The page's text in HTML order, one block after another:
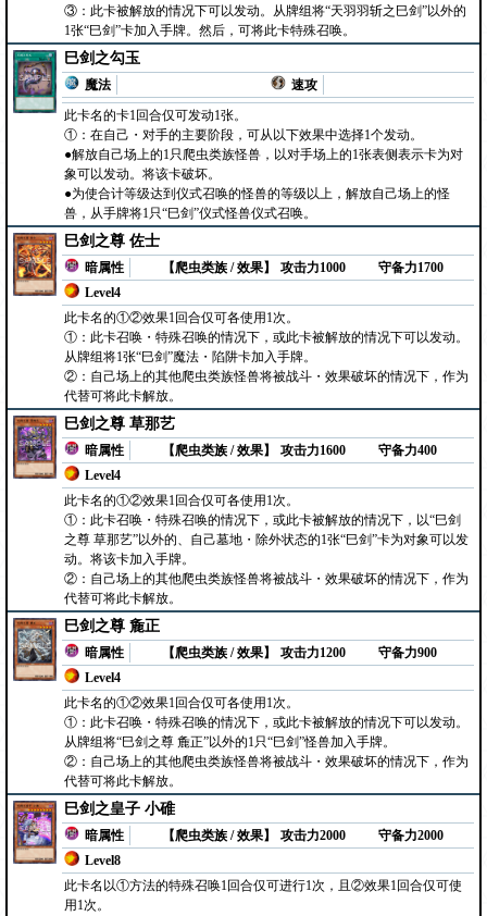
③：此卡被解放的情况下可以发动。从牌组将“天羽羽斩之巳剑”以外的
1张“巳剑”卡加入手牌。然后，可将此卡特殊召唤。
巳剑之勾玉
魔法
速攻
此卡名的卡1回合仅可发动1张。
①：在自己・对手的主要阶段，可从以下效果中选择1个发动。
●解放自己场上的1只爬虫类族怪兽，以对手场上的1张表侧表示卡为对
象可以发动。将该卡破坏。
●为使合计等级达到仪式召唤的怪兽的等级以上，解放自己场上的怪
兽，从手牌将1只“巳剑”仪式怪兽仪式召唤。
巳剑之尊 佐士
暗属性
【爬虫类族 / 效果】
Level4
攻击力1000 守备力1700
此卡名的①②效果1回合仅可各使用1次。
①：此卡召唤・特殊召唤的情况下，或此卡被解放的情况下可以发动。
从牌组将1张“巳剑”魔法・陷阱卡加入手牌。
②：自己场上的其他爬虫类族怪兽将被战斗・效果破坏的情况下，作为
代替可将此卡解放。
巳剑之尊 草那艺
暗属性
【爬虫类族 / 效果】
Level4
攻击力1600 守备力400
此卡名的①②效果1回合仅可各使用1次。
①：此卡召唤・特殊召唤的情况下，或此卡被解放的情况下，以“巳剑
之尊 草那艺”以外的、自己墓地・除外状态的1张“巳剑”卡为对象可以发
动。将该卡加入手牌。
②：自己场上的其他爬虫类族怪兽将被战斗・效果破坏的情况下，作为
代替可将此卡解放。
巳剑之尊 麁正
暗属性
【爬虫类族 / 效果】
Level4
攻击力1200 守备力900
此卡名的①②效果1回合仅可各使用1次。
①：此卡召唤・特殊召唤的情况下，或此卡被解放的情况下可以发动。
从牌组将“巳剑之尊 麁正”以外的1只“巳剑”怪兽加入手牌。
②：自己场上的其他爬虫类族怪兽将被战斗・效果破坏的情况下，作为
代替可将此卡解放。
巳剑之皇子 小碓
暗属性
【爬虫类族 / 效果】
Level8
攻击力2000 守备力2000
此卡名以①方法的特殊召唤1回合仅可进行1次，且②效果1回合仅可使
用1次。